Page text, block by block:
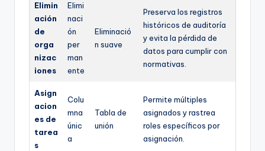
Elimin
ación
de
orga
nizac
iones
Elimi
naci
ón
per
man
ente
Eliminació
n suave
Preserva los registros
históricos de auditoría
y evita la pérdida de
datos para cumplir con
normativas.
Asign
acion
es de
tarea
s
Colu
mna
únic
a
Tabla de
unión
Permite múltiples
asignados y rastrea
roles específicos por
asignación.